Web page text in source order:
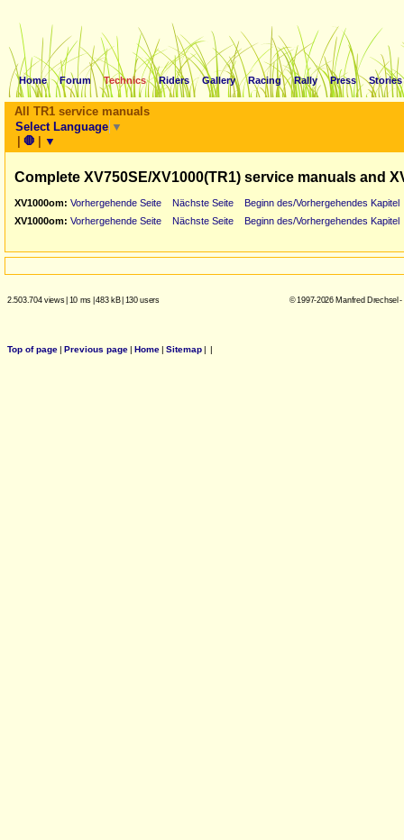
Home Forum Technics Riders Gallery Racing Rally Press Stories
All TR1 service manuals
Select Language ▼
| 🛑 | ▼
Complete XV750SE/XV1000(TR1) service manuals and
XV1000om: Vorhergehende Seite Nächste Seite
Beginn des/Vorhergehendes Kapitel
XV1000om: Vorhergehende Seite Nächste Seite Beginn des/Vorhergehendes Kapitel
2.503.704 views| 10 ms |483 kB| 130 users © 1997-2026 Manfred Drechsel
Top of page| Previous page| Home| Sitemap| |